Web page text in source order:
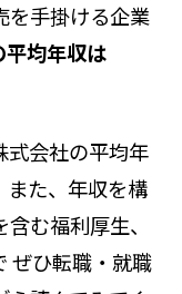
を手掛ける企業
平均年収は
式会社の平均年
また、年収を構
む福利厚生、
ぜひ転職・就職